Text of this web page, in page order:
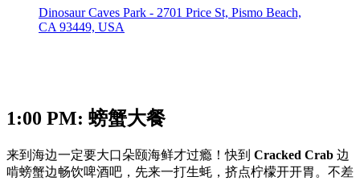
Dinosaur Caves Park - 2701 Price St, Pismo Beach,
CA 93449, USA
1:00 PM: 螃蟹大餐
来到海边一定要大口朵颐海鲜才过瘾！快到 Cracked Crab 边
啃螃蟹边畅饮啤酒吧，先来一打生蚝，挤点柠檬开开胃。不差